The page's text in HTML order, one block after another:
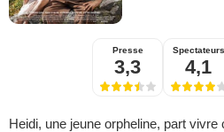
Presse
3,3
Spectateurs
4,1
Heidi, une jeune orpheline, part